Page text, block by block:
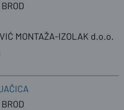
MONTAŽA-IZOLAK d.o.o.